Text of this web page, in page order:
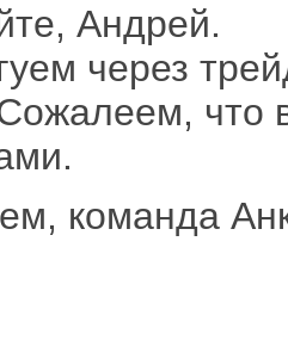
Андрей.
через
что
команда